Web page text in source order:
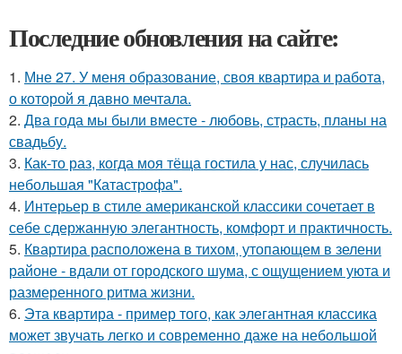
Последние обновления на сайте:
1. Мне 27. У меня образование, своя квартира и работа,
о которой я давно мечтала.
2. Два года мы были вместе - любовь, страсть, планы на
свадьбу.
3. Как-то раз, когда моя тёща гостила у нас, случилась
небольшая "Катастрофа".
4. Интерьер в стиле американской классики сочетает в
себе сдержанную элегантность, комфорт и практичность.
5. Квартира расположена в тихом, утопающем в зелени
районе - вдали от городского шума, с ощущением уюта и
размеренного ритма жизни.
6. Эта квартира - пример того, как элегантная классика
может звучать легко и современно даже на небольшой